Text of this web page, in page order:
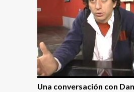
Una conversación con